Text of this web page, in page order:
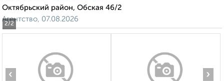
2/2
Октябрьский район, Обская 46/2
Агентство, 07.08.2026
‹ ›